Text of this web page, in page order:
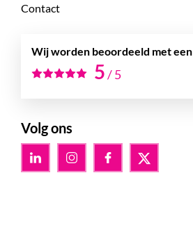
Contact
Wij worden beoordeeld met een
5/5
Volg ons